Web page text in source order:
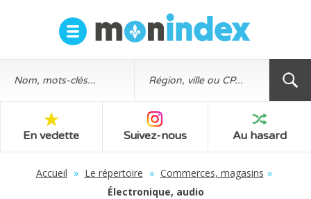
En vedette Suivez-nous Au hasard
Accueil » Le répertoire » Commerces, magasins »
Électronique, audio